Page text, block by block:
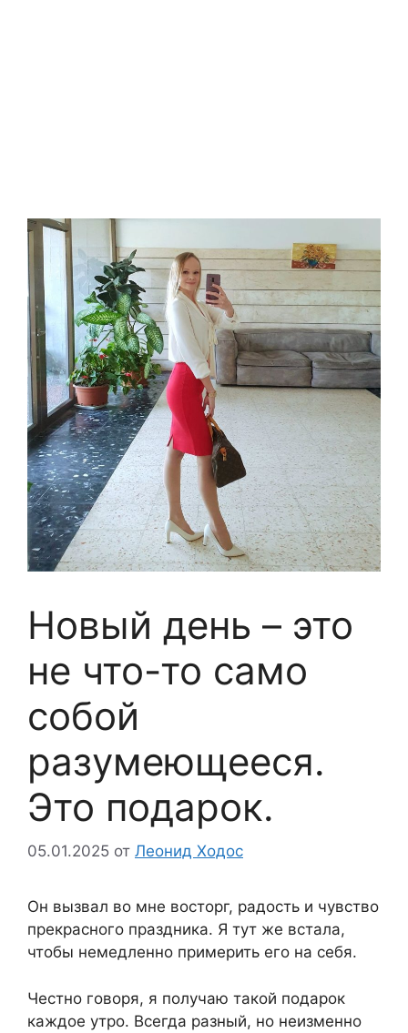
Новый день – это
не что-то само
собой
разумеющееся.
Это подарок.
05.01.2025 от Леонид Ходос
Он вызвал во мне восторг, радость и чувство
прекрасного праздника. Я тут же встала,
чтобы немедленно примерить его на себя.
Честно говоря, я получаю такой подарок
каждое утро. Всегда разный, но неизменно